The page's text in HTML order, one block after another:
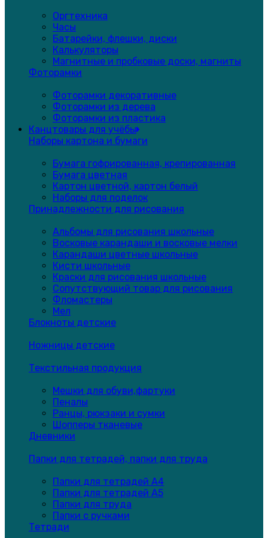
Оргтехника
Часы
Батарейки, флешки, диски
Калькуляторы
Магнитные и пробковые доски, магниты
Фоторамки
Фоторамки декоративные
Фоторамки из дерева
Фоторамки из пластика
Канцтовары для учёбы
Наборы картона и бумаги
Бумага гофрированная, крепированная
Бумага цветная
Картон цветной, картон белый
Наборы для поделок
Принадлежности для рисования
Альбомы для рисования школьные
Восковые карандаши и восковые мелки
Карандаши цветные школьные
Кисти школьные
Краски для рисования школьные
Сопутствующий товар для рисования
Фломастеры
Мел
Блокноты детские
Ножницы детские
Текстильная продукция
Мешки для обуви,фартуки
Пеналы
Ранцы, рюкзаки и сумки
Шопперы тканевые
Дневники
Папки для тетрадей, папки для труда
Папки для тетрадей А4
Папки для тетрадей А5
Папки для труда
Папки с ручками
Тетради